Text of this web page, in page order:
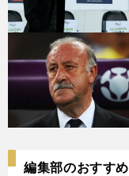
ー
バ
編集部のおすすめ